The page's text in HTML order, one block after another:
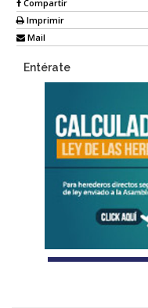
Compartir
Imprimir
Mail
Entérate